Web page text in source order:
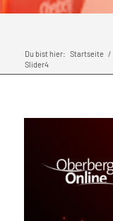
Du bist hier: Startseite /
Slider4